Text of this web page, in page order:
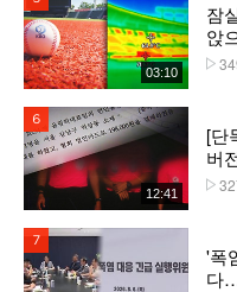
03:10
잠
앉
12:41
[단
버
'폭
다